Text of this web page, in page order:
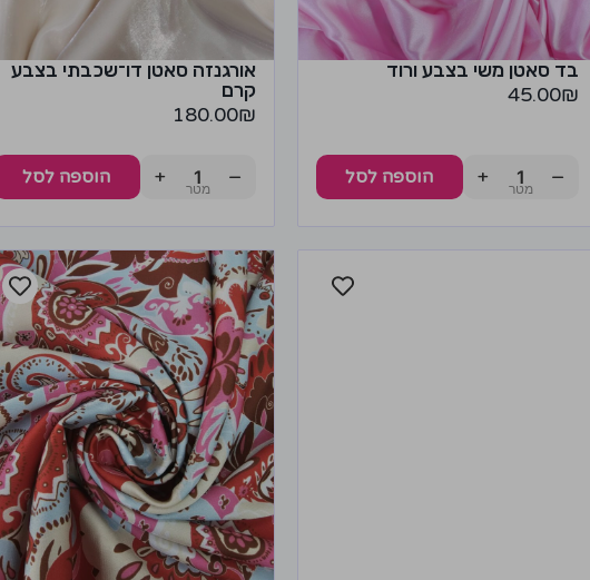
בד סאטן משי בצבע ורוד
45.00₪
−
+ הוספה לסל
אורגנזה סאטן דו־שכבתי בצבע
קרם
180.00₪
−
+ הוספה לסל